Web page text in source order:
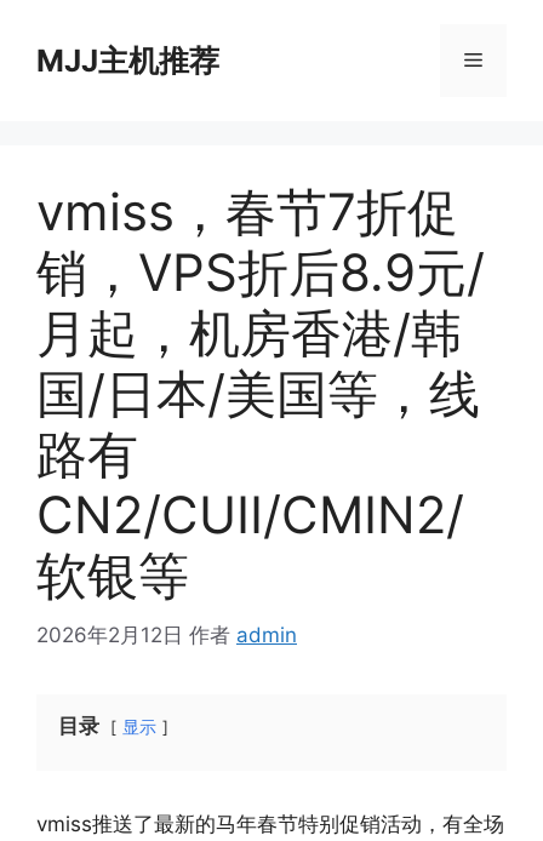
MJJ主机推荐 菜
vmiss，春节7折促
销，VPS折后8.9元/
月起，机房香港/韩
国/日本/美国等，线
路有
CN2/CUII/CMIN2/
软银等
2026年2月12日 作者 admin
目录 显示
vmiss推送了最新的马年春节特别促销活动，有全场